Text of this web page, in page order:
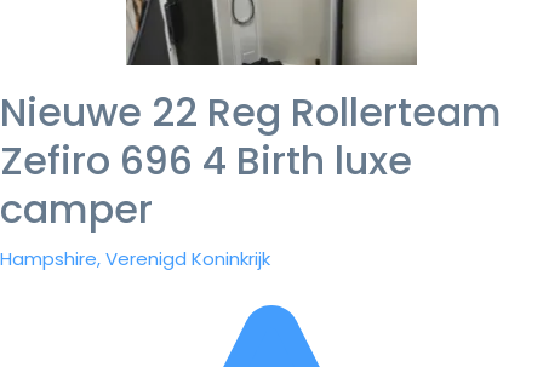
Nieuwe 22 Reg Rollerteam
Zefiro 696 4 Birth luxe
camper
Hampshire, Verenigd Koninkrijk